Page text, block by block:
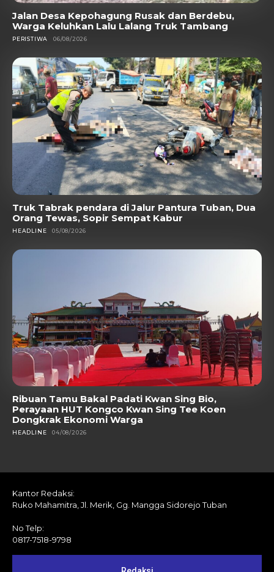
Jalan Desa Kepohagung Rusak dan Berdebu,
Warga Keluhkan Lalu Lalang Truk Tambang
PERISTIWA 06/08/2026
Truk Tabrak pendara di Jalur Pantura Tuban, Dua
Orang Tewas, Sopir Sempat Kabur
HEADLINE 05/08/2026
Ribuan Tamu Bakal Padati Kwan Sing Bio,
Perayaan HUT Kongco Kwan Sing Tee Koen
Dongkrak Ekonomi Warga
HEADLINE 04/08/2026
Kantor Redaksi:
Ruko Mahamitra, Jl. Merik, Gg. Mangga Sidorejo Tuban
No Telp:
0817-7518-9798